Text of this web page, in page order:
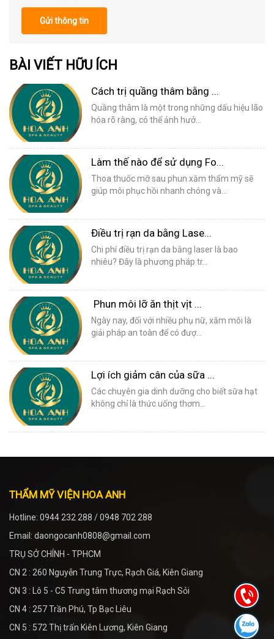
Gửi thông tin
BÀI VIẾT HỮU ÍCH
Cách trị quầng thâm bằng ...
Quầng thâm là một trong những dấu hiệu lão
hóa rõ ràng, có thể ảnh hưở...
Làm thế nào để sử dụng Fo...
Thoa thuốc mỡ sau phun xăm thẩm mỹ sẽ
giúp môi phục hồi nhanh chóng và...
Điều trị rạn da bằng Lase...
Chi phí điều trị rạn da bằng laser là bao
nhiêu? Đây là phương pháp tr...
Phun môi lỡ ăn thịt vịt ...
Ngày nay, đối với nhiều phụ nữ, xăm môi là
giải pháp an toàn để có đượ...
Lợi ích giảm cân của sữa ...
Các chuyên gia dinh dưỡng cho biết sữa hạt
không chỉ là thức uống thơm...
THẨM MỸ VIỆN HOA ANH
Hotline: 0944 232 288 / 0948 702 288
Email: daongocanh0808@gmail.com
TRỤ SỞ CHÍNH - TPHCM
CN 2 : 260 Nguyễn Trung Trực, Rạch Giá, Kiên Giang
CN 3 : Lô 5 - C5 Trung tâm thương mại Rạch Sỏi
CN 4 : 257 Trần Phú, Tp Bạc Liêu
CN 5 : 572 Thị trấn Kiên Lương, Kiên Giang